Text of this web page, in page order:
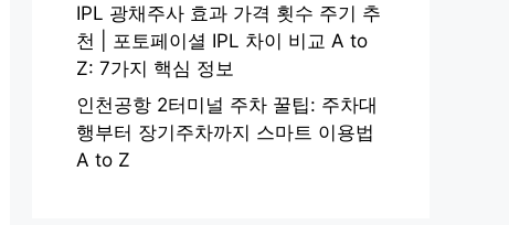
IPL 광채주사 효과 가격 횟수 주기 추
천 | 포토페이셜 IPL 차이 비교 A to
Z: 7가지 핵심 정보
인천공항 2터미널 주차 꿀팁: 주차대
행부터 장기주차까지 스마트 이용법
A to Z